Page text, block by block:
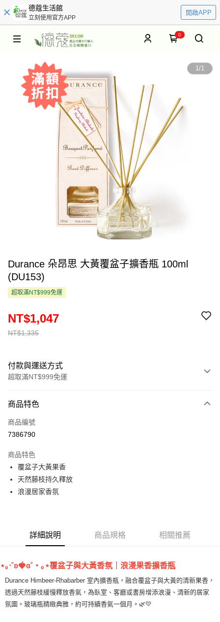
德蔻生活館
立刻使用官方APP
開啟APP
0
1/1
Durance 朵昂思 大黃覆盆子擴香瓶 100ml
(DU153)
超取滿NT$999免運
NT$1,335
NT$1,047
付款與運送方式
超取滿NT$999免運
信用卡一次付款
超商取貨付款
Apple Pay
街口支付
ATM付款
運送方式
全家取貨付款
每筆NT$80，滿NT$999(含以上)免運費
全家純取貨 (先付款
商品特色
商品編號
7386790
商品特色
覆盆子大黃果香
天然藤枝持久釋放
浪漫居家香氛
詳細說明 商品規格 相關推薦
⋆｡‧˚ʚ🍓ɞ˚‧｡⋆覆盆子與大黃香氛｜浪漫果香擴香瓶
Durance Himbeer-Rhabarber 室內擴香瓶，融合覆盆子與大黃的清新果香，
透過天然藤枝緩慢釋放香氣，為臥室、客廳或書房增添浪漫、清新的居家
氛圍。玻璃瓶精緻典雅，約可持續香氣一個月。🌿💛